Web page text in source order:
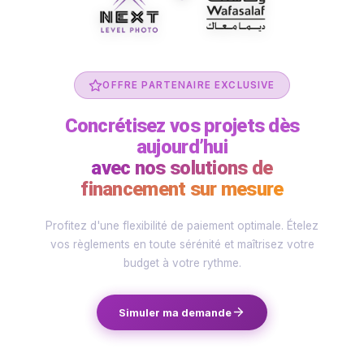
OFFRE PARTENAIRE EXCLUSIVE
Concrétisez vos projets dès
aujourd’hui
avec nos solutions de
financement sur mesure